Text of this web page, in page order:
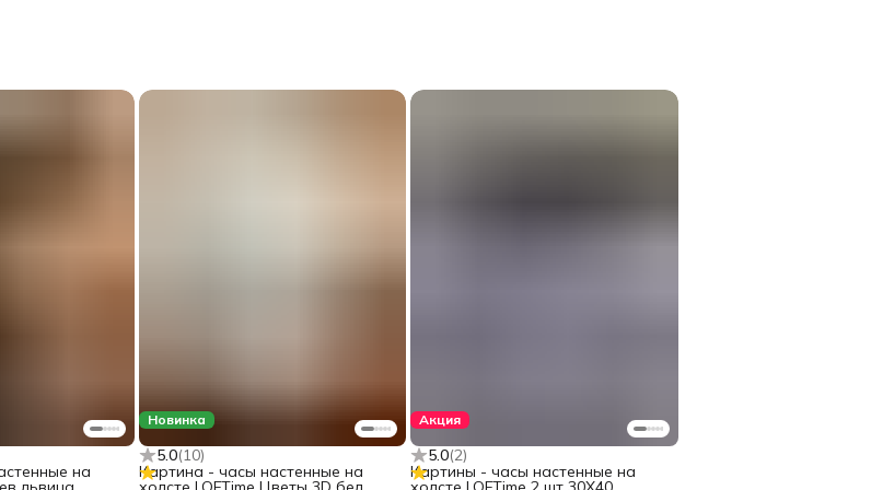
на
Новинка
5.0(10)
Картина - часы настенные на
Акция
5.0(2)
Картины - часы настенные на